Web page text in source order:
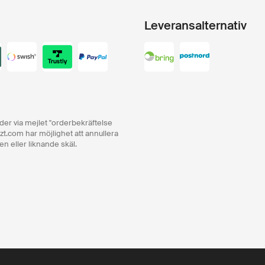
via mejlet "orderbekräftelse
har möjlighet att annullera
eller liknande skäl.
Leveransalternativ